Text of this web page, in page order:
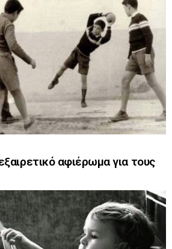
αφιέρωμα για τους